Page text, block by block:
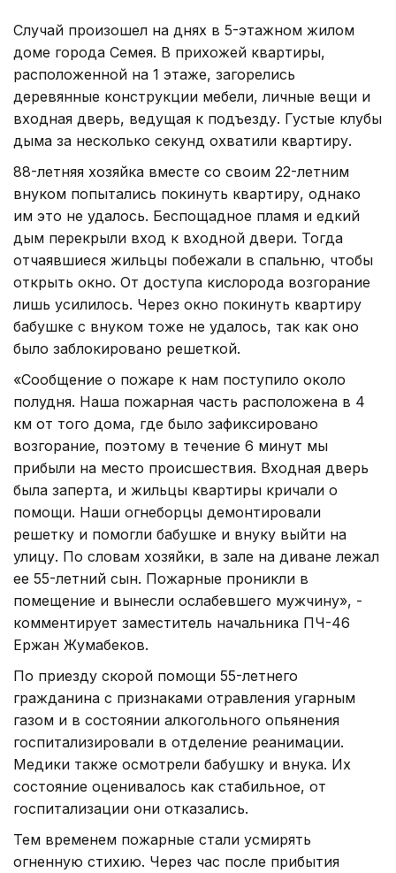
Случай произошел на днях в 5-этажном жилом
доме города Семея. В прихожей квартиры,
расположенной на 1 этаже, загорелись
деревянные конструкции мебели, личные вещи и
входная дверь, ведущая к подъезду. Густые клубы
дыма за несколько секунд охватили квартиру.
88-летняя хозяйка вместе со своим 22-летним
внуком попытались покинуть квартиру, однако
им это не удалось. Беспощадное пламя и едкий
дым перекрыли вход к входной двери. Тогда
отчаявшиеся жильцы побежали в спальню, чтобы
открыть окно. От доступа кислорода возгорание
лишь усилилось. Через окно покинуть квартиру
бабушке с внуком тоже не удалось, так как оно
было заблокировано решеткой.
«Сообщение о пожаре к нам поступило около
полудня. Наша пожарная часть расположена в 4
км от того дома, где было зафиксировано
возгорание, поэтому в течение 6 минут мы
прибыли на место происшествия. Входная дверь
была заперта, и жильцы квартиры кричали о
помощи. Наши огнеборцы демонтировали
решетку и помогли бабушке и внуку выйти на
улицу. По словам хозяйки, в зале на диване лежал
ее 55-летний сын. Пожарные проникли в
помещение и вынесли ослабевшего мужчину», -
комментирует заместитель начальника ПЧ-46
Ержан Жумабеков.
По приезду скорой помощи 55-летнего
гражданина с признаками отравления угарным
газом и в состоянии алкогольного опьянения
госпитализировали в отделение реанимации.
Медики также осмотрели бабушку и внука. Их
состояние оценивалось как стабильное, от
госпитализации они отказались.
Тем временем пожарные стали усмирять
огненную стихию. Через час после прибытия